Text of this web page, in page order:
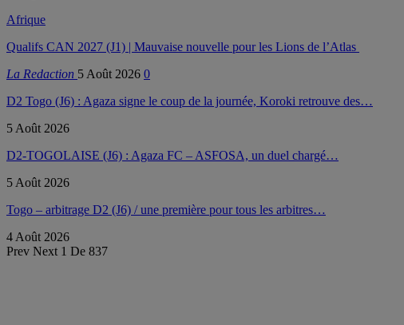
Afrique
Qualifs CAN 2027 (J1) | Mauvaise nouvelle pour les Lions de l’Atlas
La Redaction 5 Août 2026 0
D2 Togo (J6) : Agaza signe le coup de la journée, Koroki retrouve des…
5 Août 2026
D2-TOGOLAISE (J6) : Agaza FC – ASFOSA, un duel chargé…
5 Août 2026
Togo – arbitrage D2 (J6) / une première pour tous les arbitres…
4 Août 2026
Prev Next 1 De 837